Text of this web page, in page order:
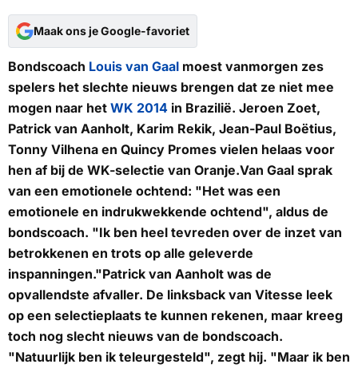
Maak ons je Google-favoriet
Bondscoach Louis van Gaal moest vanmorgen zes
spelers het slechte nieuws brengen dat ze niet mee
mogen naar het WK 2014 in Brazilië. Jeroen Zoet,
Patrick van Aanholt, Karim Rekik, Jean-Paul Boëtius,
Tonny Vilhena en Quincy Promes vielen helaas voor
hen af bij de WK-selectie van Oranje.Van Gaal sprak
van een emotionele ochtend: "Het was een
emotionele en indrukwekkende ochtend", aldus de
bondscoach. "Ik ben heel tevreden over de inzet van
betrokkenen en trots op alle geleverde
inspanningen."Patrick van Aanholt was de
opvallendste afvaller. De linksback van Vitesse leek
op een selectieplaats te kunnen rekenen, maar kreeg
toch nog slecht nieuws van de bondscoach.
"Natuurlijk ben ik teleurgesteld", zegt hij. "Maar ik ben